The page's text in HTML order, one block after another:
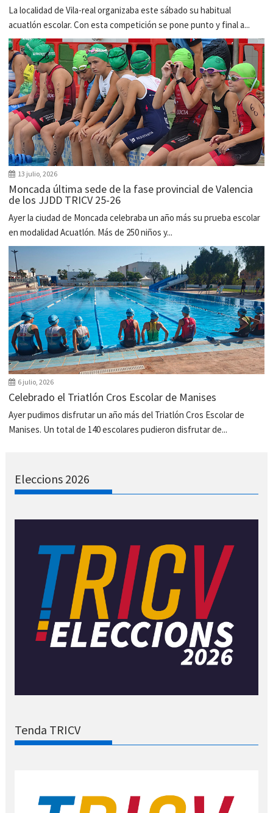
La localidad de Vila-real organizaba este sábado su habitual
acuatlón escolar. Con esta competición se pone punto y final a...
13 julio, 2026
Moncada última sede de la fase provincial de Valencia
de los JJDD TRICV 25-26
Ayer la ciudad de Moncada celebraba un año más su prueba escolar
en modalidad Acuatlón. Más de 250 niños y...
6 julio, 2026
Celebrado el Triatlón Cros Escolar de Manises
Ayer pudimos disfrutar un año más del Triatlón Cros Escolar de
Manises. Un total de 140 escolares pudieron disfrutar de...
Eleccions 2026
Tenda TRICV